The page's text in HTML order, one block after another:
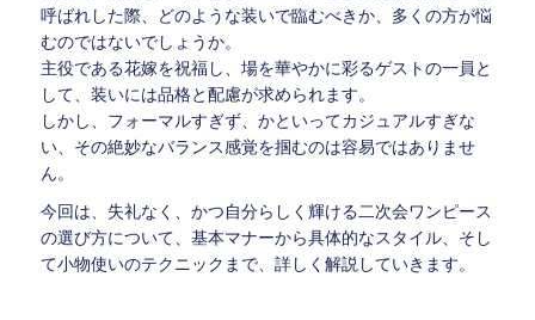
呼ばれした際、どのような装いで臨むべきか、多くの方が悩
むのではないでしょうか。
主役である花嫁を祝福し、場を華やかに彩るゲストの一員と
して、装いには品格と配慮が求められます。
しかし、フォーマルすぎず、かといってカジュアルすぎな
い、その絶妙なバランス感覚を掴むのは容易ではありませ
ん。
今回は、失礼なく、かつ自分らしく輝ける二次会ワンピース
の選び方について、基本マナーから具体的なスタイル、そし
て小物使いのテクニックまで、詳しく解説していきます。